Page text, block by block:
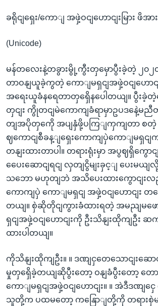
ခရိုငျရှေး/ကောျ အဖှဲ့ဝငျဟောငျးမြား ဖိအ
(Unicode)
မန်တလေးနဲ့တခွားမွို့ကွီးတှမှောပွီးခဲ့တဲ့ ၂၀၂၀
တာဝနျယူခဲ့ကွတဲ့ ကောျမရှငျအဖှဲ့ဝငျဟောင
အရေးယူခံနရေတာတှရှေိနပေါတယျ။ ပွီးခဲ့
တှငျး ကွိုတငျမဲကောကျခံရာမှာဥပဒနေဲ့မညီ
တျအပိုတှကေို အပျနှံဖို့ပကြျကှကျတာ စတဲ့
ဈကောငျစီခန့ျရှေးကောကျပှဲကောျမရှငျ
တနျးထားတာပါ။ တရားရုံးမှာ အပွဈရှိကွောငျ
ပေေးဆောငျရငျ လှတျငွိမျးခှင့ျ ပေးမယျ
သဘော မဟုတျဘဲ အသိပေးထားကွောငျးလည
ကောကျပှဲ ကောျမရှငျ အဖှဲ့ဝငျဟောငျး တ
တယျ။ စှဲဆိုတိုငျကွားခံထားရတဲ့ အမညျမ
ရှငျအဖှဲ့ဝငျဟောငျးကို ဦးသိနျးထိုကျဦး ဆ
ထားပါတယျ။
ကိုသိနျးထိုကျဦး။ ။ ဒဏျငှတေသောငျးဆေ
မှုတှရှေိခဲ့တယျဆိုပွီးတော့ ဝနျခံပွီးတော့ တော
ကောျမရှငျအဖှဲ့ဝငျဟောငျး။ ။ အဲဒီဒဏျငှ
သူတို့က ပထမတော့ ကနြောျတို့ကို တရားစှဲ